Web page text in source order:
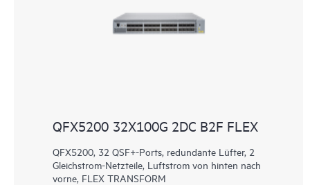
QFX5200 32X100G 2DC B2F FLEX
QFX5200, 32 QSF+-Ports, redundante Lüfter, 2
Gleichstrom-Netzteile, Luftstrom von hinten nach
vorne, FLEX TRANSFORM